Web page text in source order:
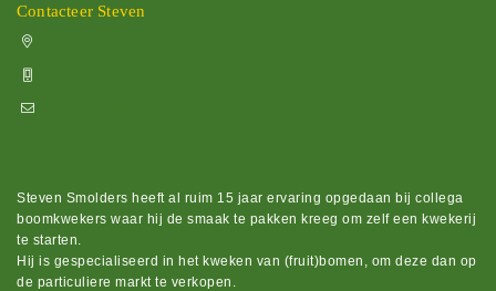
Contacteer Steven
Steven Smolders heeft al ruim 15 jaar ervaring opgedaan bij collega
boomkwekers waar hij de smaak te pakken kreeg om zelf een kwekerij
te starten.
Hij is gespecialiseerd in het kweken van (fruit)bomen, om deze dan op
de particuliere markt te verkopen.